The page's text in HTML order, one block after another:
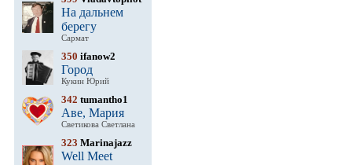
На дальнем
берегу
Сармат
350 ifanow2
Город
Кукин Юрий
342 tumantho1
Аве, Мария
Светикова Светлана
323 Marinajazz
Well Meet